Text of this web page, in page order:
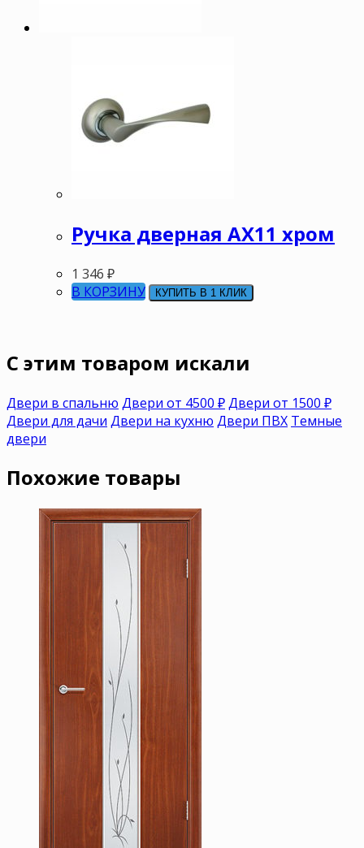
Ручка дверная АХ11 хром
1 346 ₽
В КОРЗИНУ
КУПИТЬ В 1 КЛИК
C этим товаром искали
Двери в спальню Двери от 4500 ₽Двери от 1500 ₽
Двери для дачи Двери на кухню Двери ПВХ Темные
двери
Похожие товары